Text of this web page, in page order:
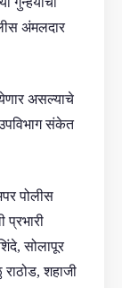
अंमलदार
असल्याचे
उपविभाग संकेत
पोलीस
प्रभारी
सोलापूर
शहाजी